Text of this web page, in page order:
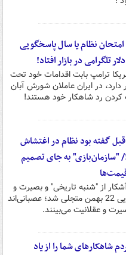
نظام یا سال پاسخگویی
تلگرامی در بازار افتاد!
ترامپ بابت اقدامات خود تحت
دارد، در ایران عاملان شورش آبان
3 سال قبل گفته بود نظام در اغتشاش
به جای تصمیم
از "شنبه تاریخی" و بصیرت و
عقلانیت اکثریت مردم ایران که در راهپیمایی 22 بهمن متجلی شد؛ عصبانی‌اند
و عقلانیت می‌بینند.
شاهکارهای شما را از یاد